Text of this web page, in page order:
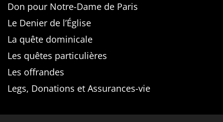
Don pour Notre-Dame de Paris
Le Denier de l’Église
La quête dominicale
Les quêtes particulières
Les offrandes
Legs, Donations et Assurances-vie